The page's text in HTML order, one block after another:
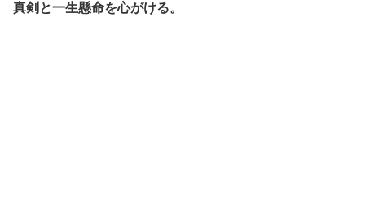
真剣と一生懸命を心がける。